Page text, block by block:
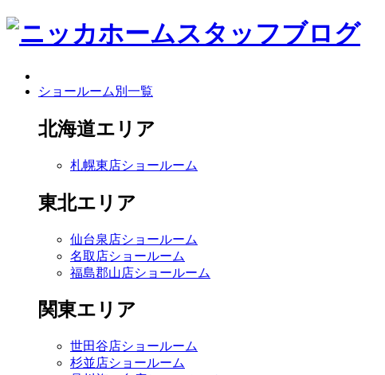
ショールーム別一覧
北海道エリア
札幌東店ショールーム
東北エリア
仙台泉店ショールーム
名取店ショールーム
福島郡山店ショールーム
関東エリア
世田谷店ショールーム
杉並店ショールーム